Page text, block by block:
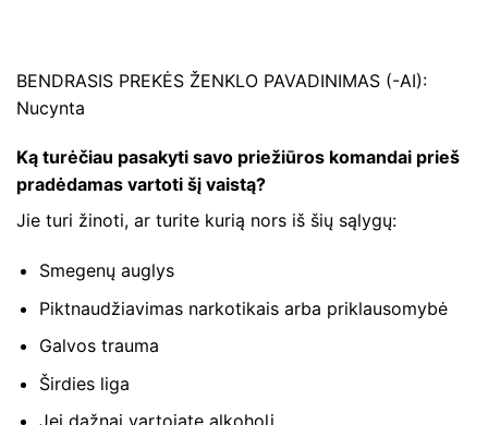
BENDRASIS PREKĖS ŽENKLO PAVADINIMAS (-AI):
Nucynta
Ką turėčiau pasakyti savo priežiūros komandai prieš
pradėdamas vartoti šį vaistą?
Jie turi žinoti, ar turite kurią nors iš šių sąlygų:
Smegenų auglys
Piktnaudžiavimas narkotikais arba priklausomybė
Galvos trauma
Širdies liga